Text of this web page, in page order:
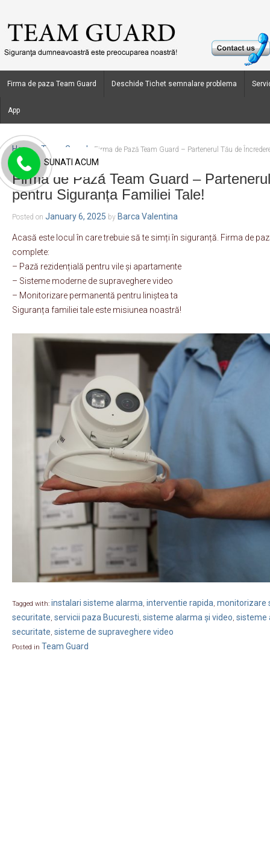
Firma de paza Team Guard Deschide Tichet semnalare problema
App
Home Team Guard Firma de Pază Team Guard – Partenerul Tău de
Firma de Pază Team Guard –
pentru Siguranța Familiei Tale!
Posted on January 6, 2025 by Barca Valentina
Acasă este locul în care trebuie să te simți în siguranță. Firma de
complete:
– Pază rezidențială pentru vile și apartamente
– Sisteme moderne de supraveghere video
– Monitorizare permanentă pentru liniștea ta
Siguranța familiei tale este misiunea noastră!
Tagged with: instalari sisteme alarma, interventie rapida, monitorizare
securitate, servicii paza Bucuresti, sisteme alarma și video, sisteme
securitate, sisteme de supraveghere video
Posted in Team Guard
SUNATI ACUM